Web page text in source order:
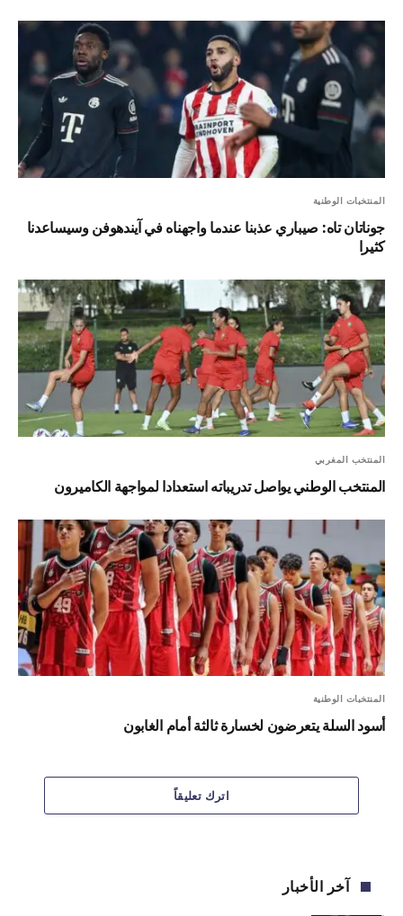
المنتخبات الوطنية
جوناتان تاه: صيباري عذبنا عندما واجهناه في آيندهوفن وسيساعدنا
كثيرا
المنتخب المغربي
المنتخب الوطني يواصل تدريباته استعدادا لمواجهة الكاميرون
المنتخبات الوطنية
أسود السلة يتعرضون لخسارة ثالثة أمام الغابون
اترك تعليقاً
آخر الأخبار